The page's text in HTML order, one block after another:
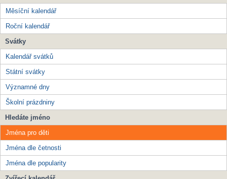
Měsíční kalendář
Roční kalendář
Svátky
Kalendář svátků
Státní svátky
Významné dny
Školní prázdniny
Hledáte jméno
Jména pro děti
Jména dle četnosti
Jména dle popularity